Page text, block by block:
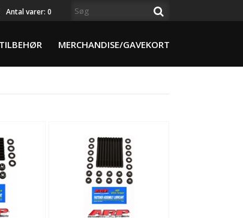
Antal varer: 0
MERCHANDISE/GAVEKORT